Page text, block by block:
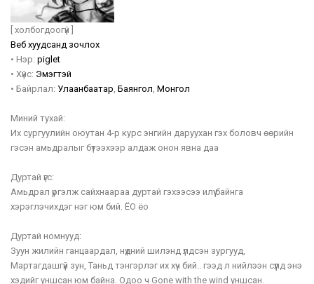
[ холбогдоогүй ]
Веб хуудсанд зочлох
• Нэр: piglet
• Хүйс: Эмэгтэй
• Байрлал: Улаанбаатар, Баянгол, Монгол
Миний тухай:
Их сургуулийн оюутан 4-р курс энгийн даруухан гэх боловч өөрийн
гэсэн амьдралыг бүтээхээр алдаж онон явна даа
Дуртай үгс:
Амьдрал үргэлж сайхнаараа дуртай гэхээсээ илүү байнга
хэрэглэчихдэг нэг юм бий. ЁО ёо
Дуртай номнууд:
Зуун жилийн ганцаардал, нүдний шилэнд үлдсэн зургууд,
Мартагдашгүй зун, Таньд тэнгэрлэг их хүч бий.. гээд л нийлээн сүүлд энэ
хэдийг уншсан юм байна. Одоо ч Gone with the wind уншсан.